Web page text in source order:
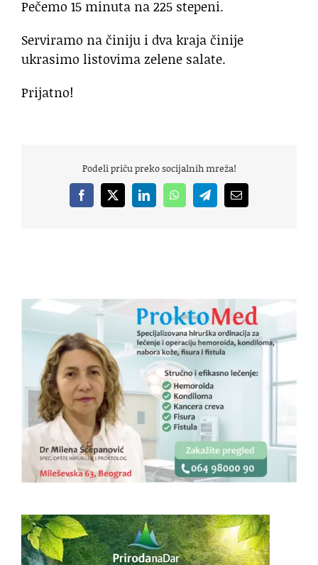
Pečemo 15 minuta na 225 stepeni.
Serviramo na činiju i dva kraja činije
ukrasimo listovima zelene salate.
Prijatno!
Podeli priču preko socijalnih mreža!
Facebook
X LinkedInWhatsAppTelegramEmail